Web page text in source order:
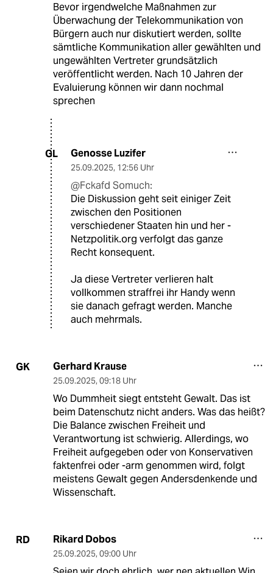
Bevor irgendwelche Maßnahmen zur
Überwachung der Telekommunikation von
Bürgern auch nur diskutiert werden, sollte
sämtliche Kommunikation aller gewählten und
ungewählten Vertreter grundsätzlich
veröffentlicht werden. Nach 10 Jahren der
Evaluierung können wir dann nochmal
sprechen
GL Genosse Luzifer
25.09.2025, 12:56 Uhr
@Fckafd Somuch:
Die Diskussion geht seit einiger Zeit
zwischen den Positionen
verschiedener Staaten hin und her -
Netzpolitik.org verfolgt das ganze
Recht konsequent.
Ja diese Vertreter verlieren halt
vollkommen straffrei ihr Handy wenn
sie danach gefragt werden. Manche
auch mehrmals.
GK Gerhard Krause
25.09.2025, 09:18 Uhr
Wo Dummheit siegt entsteht Gewalt. Das ist
beim Datenschutz nicht anders. Was das heißt?
Die Balance zwischen Freiheit und
Verantwortung ist schwierig. Allerdings, wo
Freiheit aufgegeben oder von Konservativen
faktenfrei oder -arm genommen wird, folgt
meistens Gewalt gegen Andersdenkende und
Wissenschaft.
RD Rikard Dobos
25.09.2025, 09:00 Uhr